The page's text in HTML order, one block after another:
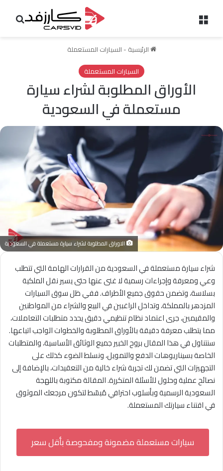
الرئيسية - السيارات المستعملة
السيارات المستعملة
الأوراق المطلوبة لشراء سيارة
مستعملة في السعودية
الاوراق المطلوبة لشراء سيارة مستعملة في السعودية
شراء سيارة مستعملة في السعودية من القرارات الهامة التي تتطلب
وعي ومعرفة وإجراءات رسمية لا غنى عنها حتى يسير نقل الملكية
بسلاسة، وتضمن حقوق جميع الأطراف. ففي ظل سوق السيارات
المزدهر بالمملكة، وتداخل الراغبين في البيع والشراء من المواطنين
والمقيمين، جرى اعتماد نظام تنظيمي دقيق يحدد متطلبات التعاملات،
مما يتطلب معرفة دقيقة بالأوراق المطلوبة والخطوات الواجب اتباعها.
سنتناول في هذا المقال بروح الخبير جميع الوثائق الأساسية، والمتطلبات
الخاصة بسيناريوهات الدفع والتمويل، ونسلط الضوء كذلك على
التجهيزات التي تضمن لك تجربة شراء خالية من التعقيدات، بالإضافة إلى
نصائح عملية وحلول للأسئلة المتكررة. المقالة مكتوبة باللهجة
السعودية الرسمية وبأسلوب احترافي مُبسّط لتكون مرجعك الموثوق
في اقتناء سيارتك المستعملة.
سيارات مستعملة مضمونة ومفحوصة بأقل سعر